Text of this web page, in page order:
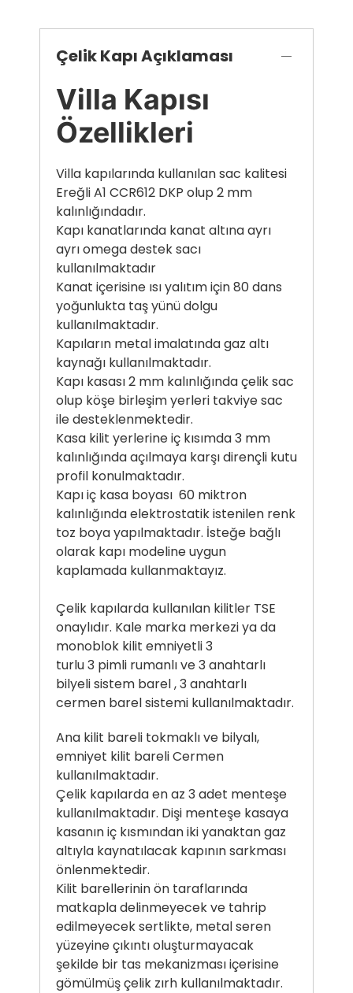
Çelik Kapı Açıklaması
Villa Kapısı
Özellikleri
Villa kapılarında kullanılan sac kalitesi
Ereğli A1 CCR612 DKP olup 2 mm
kalınlığındadır.
Kapı kanatlarında kanat altına ayrı
ayrı omega destek sacı
kullanılmaktadır
Kanat içerisine ısı yalıtım için 80 dans
yoğunlukta taş yünü dolgu
kullanılmaktadır.
Kapıların metal imalatında gaz altı
kaynağı kullanılmaktadır.
Kapı kasası 2 mm kalınlığında çelik sac
olup köşe birleşim yerleri takviye sac
ile desteklenmektedir.
Kasa kilit yerlerine iç kısımda 3 mm
kalınlığında açılmaya karşı dirençli kutu
profil konulmaktadır.
Kapı iç kasa boyası 60 miktron
kalınlığında elektrostatik istenilen renk
toz boya yapılmaktadır. İsteğe bağlı
olarak kapı modeline uygun
kaplamada kullanmaktayız.
Çelik kapılarda kullanılan kilitler TSE
onaylıdır. Kale marka merkezi ya da
monoblok kilit emniyetli 3
turlu 3 pimli rumanlı ve 3 anahtarlı
bilyeli sistem barel , 3 anahtarlı
cermen barel sistemi kullanılmaktadır.
Ana kilit bareli tokmaklı ve bilyalı,
emniyet kilit bareli Cermen
kullanılmaktadır.
Çelik kapılarda en az 3 adet menteşe
kullanılmaktadır. Dişi menteşe kasaya
kasanın iç kısmından iki yanaktan gaz
altıyla kaynatılacak kapının sarkması
önlenmektedir.
Kilit barellerinin ön taraflarında
matkapla delinmeyecek ve tahrip
edilmeyecek sertlikte, metal seren
yüzeyine çıkıntı oluşturmayacak
şekilde bir tas mekanizması içerisine
gömülmüş çelik zırh kullanılmaktadır.